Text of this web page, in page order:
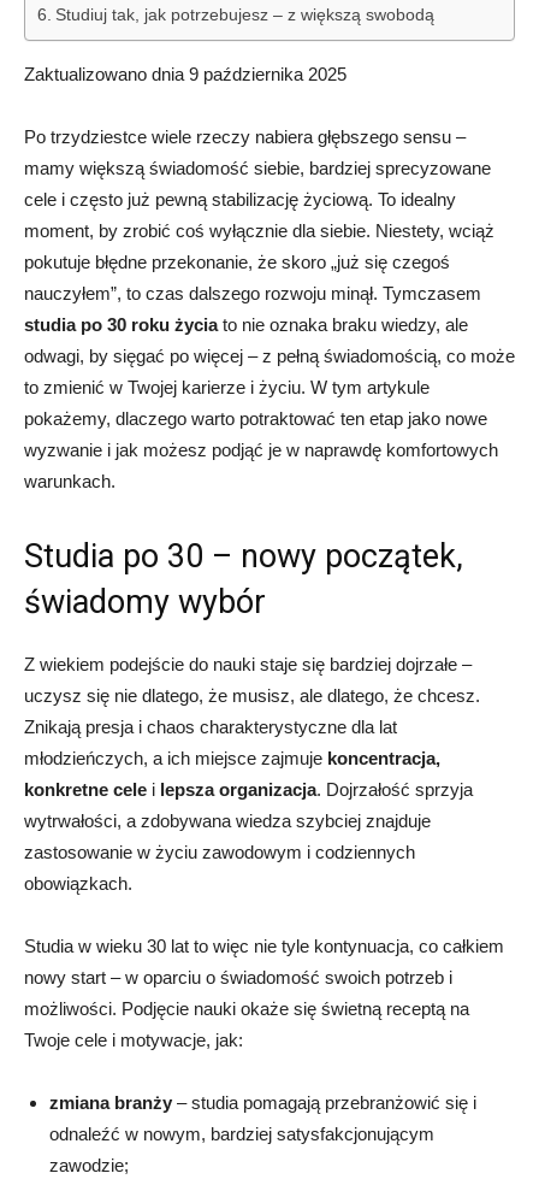
Studiuj tak, jak potrzebujesz – z większą swobodą
Zaktualizowano dnia 9 października 2025
Po trzydziestce wiele rzeczy nabiera głębszego sensu –
mamy większą świadomość siebie, bardziej sprecyzowane
cele i często już pewną stabilizację życiową. To idealny
moment, by zrobić coś wyłącznie dla siebie. Niestety, wciąż
pokutuje błędne przekonanie, że skoro „już się czegoś
nauczyłem”, to czas dalszego rozwoju minął. Tymczasem
studia po 30 roku życiato nie oznaka braku wiedzy, ale
odwagi, by sięgać po więcej – z pełną świadomością, co może
to zmienić w Twojej karierze i życiu. W tym artykule
pokażemy, dlaczego warto potraktować ten etap jako nowe
wyzwanie i jak możesz podjąć je w naprawdę komfortowych
warunkach.
Studia po 30 – nowy początek,
świadomy wybór
Z wiekiem podejście do nauki staje się bardziej dojrzałe –
uczysz się nie dlatego, że musisz, ale dlatego, że chcesz.
Znikają presja i chaos charakterystyczne dla lat
młodzieńczych, a ich miejsce zajmuje koncentracja,
konkretne cele i lepsza organizacja. Dojrzałość sprzyja
wytrwałości, a zdobywana wiedza szybciej znajduje
zastosowanie w życiu zawodowym i codziennych
obowiązkach.
Studia w wieku 30 lat to więc nie tyle kontynuacja, co całkiem
nowy start – w oparciu o świadomość swoich potrzeb i
możliwości. Podjęcie nauki okaże się świetną receptą na
Twoje cele i motywacje, jak:
zmiana branży – studia pomagają przebranżowić się i
odnaleźć w nowym, bardziej satysfakcjonującym
zawodzie;